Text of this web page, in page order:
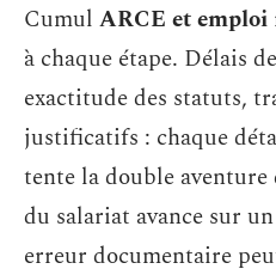
Cumul ARCE et emploi
à chaque étape. Délais
exactitude des statuts,
justificatifs : chaque
tente la double
du salariat avance sur
erreur documentaire